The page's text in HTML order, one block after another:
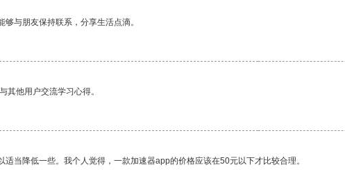
与朋友保持联系，分享生活点滴。
其他用户交流学习心得。
当降低一些。我个人觉得，一款加速器app的价格应该在50元以下才比较合理。